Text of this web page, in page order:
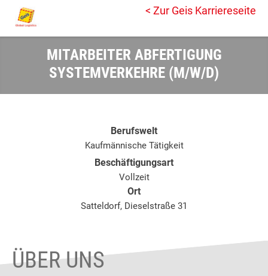
< Zur Geis Karriereseite
MITARBEITER ABFERTIGUNG
SYSTEMVERKEHRE (M/W/D)
Berufswelt
Kaufmännische Tätigkeit
Beschäftigungsart
Vollzeit
Ort
Satteldorf, Dieselstraße 31
ÜBER UNS